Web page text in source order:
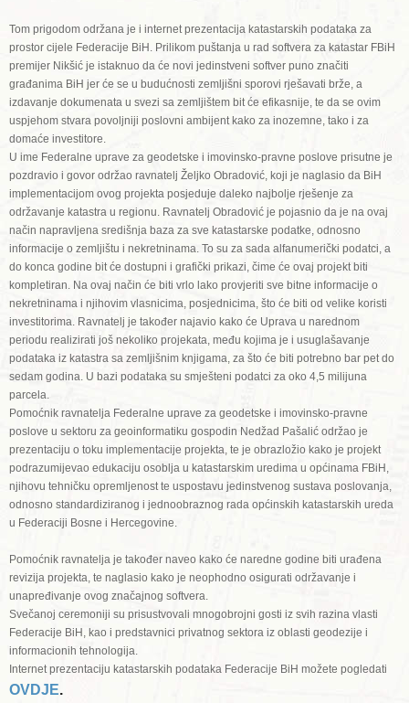
Tom prigodom održana je i internet prezentacija katastarskih podataka za
prostor cijele Federacije BiH. Prilikom puštanja u rad softvera za katastar FBiH
premijer Nikšić je istaknuo da će novi jedinstveni softver puno značiti
građanima BiH jer će se u budućnosti zemljišni sporovi rješavati brže, a
izdavanje dokumenata u svezi sa zemljištem bit će efikasnije, te da se ovim
uspjehom stvara povoljniji poslovni ambijent kako za inozemne, tako i za
domaće investitore.
U ime Federalne uprave za geodetske i imovinsko-pravne poslove prisutne je
pozdravio i govor održao ravnatelj Željko Obradović, koji je naglasio da BiH
implementacijom ovog projekta posjeduje daleko najbolje rješenje za
održavanje katastra u regionu. Ravnatelj Obradović je pojasnio da je na ovaj
način napravljena središnja baza za sve katastarske podatke, odnosno
informacije o zemljištu i nekretninama. To su za sada alfanumerički podatci, a
do konca godine bit će dostupni i grafički prikazi, čime će ovaj projekt biti
kompletiran. Na ovaj način će biti vrlo lako provjeriti sve bitne informacije o
nekretninama i njihovim vlasnicima, posjednicima, što će biti od velike koristi
investitorima. Ravnatelj je također najavio kako će Uprava u narednom
periodu realizirati još nekoliko projekata, među kojima je i usuglašavanje
podataka iz katastra sa zemljišnim knjigama, za što će biti potrebno bar pet do
sedam godina. U bazi podataka su smješteni podatci za oko 4,5 milijuna
parcela.
Pomoćnik ravnatelja Federalne uprave za geodetske i imovinsko-pravne
poslove u sektoru za geoinformatiku gospodin Nedžad Pašalić održao je
prezentaciju o toku implementacije projekta, te je obrazložio kako je projekt
podrazumijevao edukaciju osoblja u katastarskim uredima u općinama FBiH,
njihovu tehničku opremljenost te uspostavu jedinstvenog sustava poslovanja,
odnosno standardiziranog i jednoobraznog rada općinskih katastarskih ureda
u Federaciji Bosne i Hercegovine.
Pomoćnik ravnatelja je također naveo kako će naredne godine biti urađena
revizija projekta, te naglasio kako je neophodno osigurati održavanje i
unapređivanje ovog značajnog softvera.
Svečanoj ceremoniji su prisustvovali mnogobrojni gosti iz svih razina vlasti
Federacije BiH, kao i predstavnici privatnog sektora iz oblasti geodezije i
informacionih tehnologija.
Internet prezentaciju katastarskih podataka Federacije BiH možete pogledati
OVDJE.